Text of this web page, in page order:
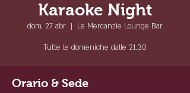
Karaoke Night
dom, 27 abr
  |
Le Mercanzie Lounge Bar
Tutte le domeniche dalle 21.30
Orario & Sede